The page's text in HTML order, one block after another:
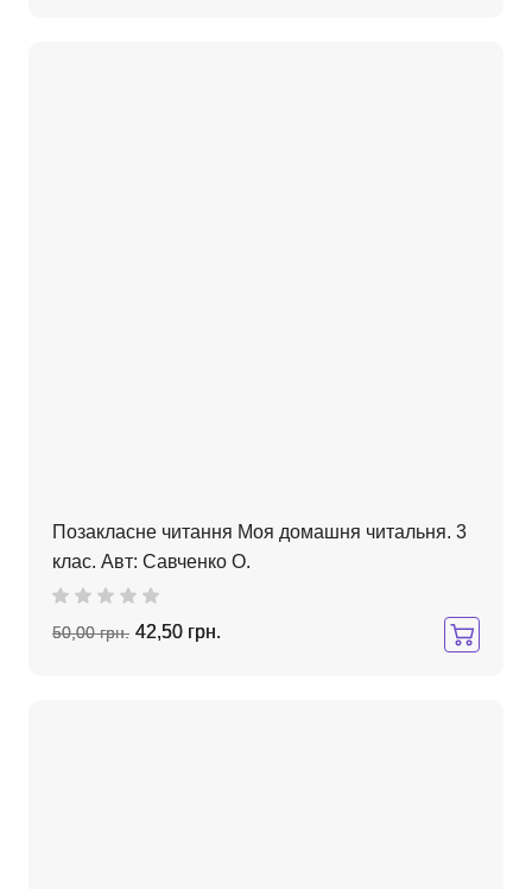
Позакласне читання Моя домашня читальня. 3
клас. Авт: Савченко О.
50,00 грн. 42,50 грн.